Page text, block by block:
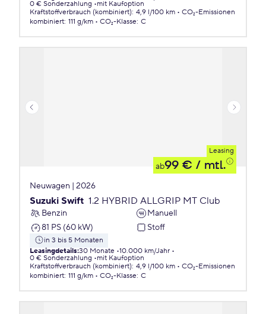
0 € Sonderzahlung
mit Kaufoption
Kraftstoffverbrauch (kombiniert): 4,9 l/100 km
CO₂-Emissionen
kombiniert: 111 g/km CO₂-Klasse: C
Leasing
ab99 € / mtl.
Neuwagen | 2026
Suzuki Swift 1.2 HYBRID ALLGRIP MT Club
Benzin
Manuell
81 PS (60 kW)
Stoff
in 3 bis 5 Monaten
Leasingdetails:30 Monate 10.000 km/Jahr
0 € Sonderzahlung
mit Kaufoption
Kraftstoffverbrauch (kombiniert): 4,9 l/100 km
CO₂-Emissionen
kombiniert: 111 g/km CO₂-Klasse: C